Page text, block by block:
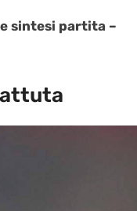
sintesi partita –